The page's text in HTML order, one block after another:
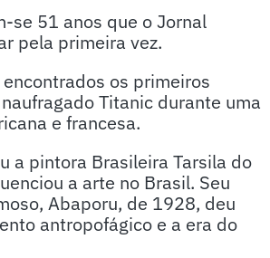
se 51 anos que o Jornal
pela primeira vez.
os primeiros
Titanic durante uma
e francesa.
a pintora Brasileira Tarsila do
a arte no Brasil. Seu
Abaporu, de 1928, deu
antropofágico e a era do